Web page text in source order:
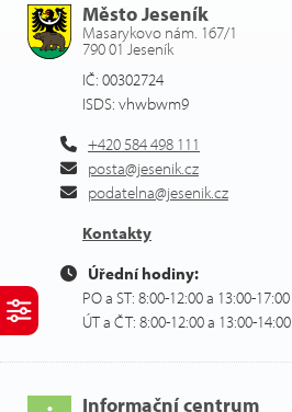
Město Jeseník
Masarykovo nám. 167/1
790 01 Jeseník
IČ: 00302724
ISDS: vhwbwm9
+420 584 498 111
posta@jesenik.cz
podatelna@jesenik.cz
Kontakty
Úřední hodiny:
PO a ST: 8:00-12:00 a 13:00-17:00
ÚT a ČT: 8:00-12:00 a 13:00-14:00
Informační centrum